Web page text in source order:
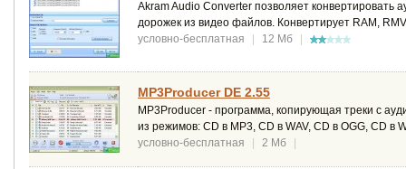
Akram Audio Converter позволяет
дорожек из видео файлов. Конвертирует RAM,
условно-бесплатная
| 12 Мб |
MP3Producer DE 2.55
MP3Producer - программа, копирующая треки с
из режимов: СD в MP3, CD в WAV, CD в OGG, CD в
условно-бесплатная
| 2 Мб |